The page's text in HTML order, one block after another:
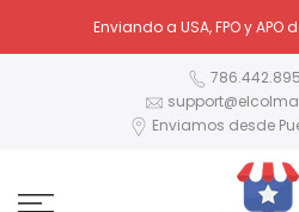
al
Enviando a USA, FPO y APO
Enviamos desde